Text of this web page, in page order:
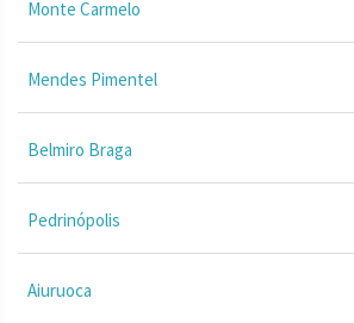
Monte Carmelo
Mendes Pimentel
Belmiro Braga
Pedrinópolis
Aiuruoca